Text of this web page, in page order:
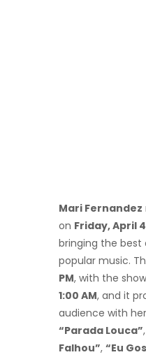
Mari Fernandez
on Friday, April
bringing the best
popular music.
PM, with the
1:00 AM, and it
audience with
“Parada Louca”,
Falhou”, “Eu